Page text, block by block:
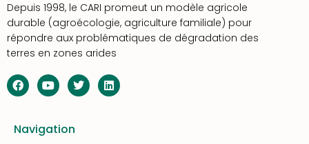
Depuis 1998, le CARI promeut un modèle agricole
durable (agroécologie, agriculture familiale) pour
répondre aux problématiques de dégradation des
terres en zones arides
Navigation